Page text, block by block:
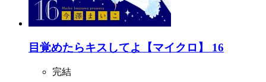
目覚めたらキスしてよ【マイクロ】 16
完結